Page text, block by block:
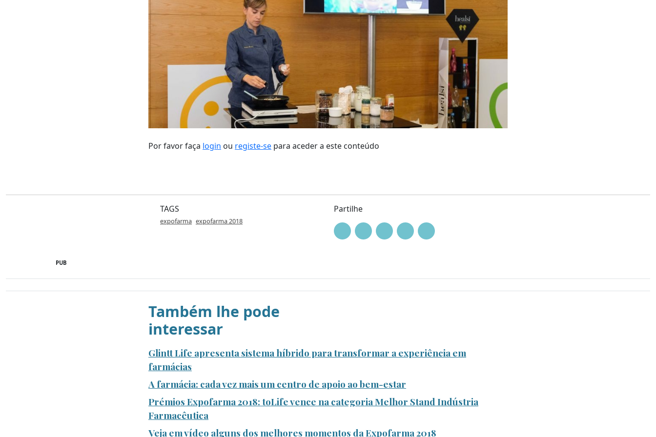
Por favor faça login ou registe-se para aceder a este conteúdo
TAGS
expofarma expofarma 2018
Partilhe
PUB
Também lhe pode
interessar
Glintt Life apresenta sistema híbrido para transformar a experiência em
farmácias
A farmácia: cada vez mais um centro de apoio ao bem-estar
Prémios Expofarma 2018: toLife vence na categoria Melhor Stand Indústria
Farmacêutica
Veja em vídeo alguns dos melhores momentos da Expofarma 2018